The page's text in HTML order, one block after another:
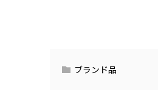
ブランド品